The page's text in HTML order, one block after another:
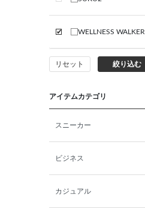
WELLNESS WALKER
リセット 絞り込む
アイテムカテゴリ
スニーカー
ビジネス
カジュアル